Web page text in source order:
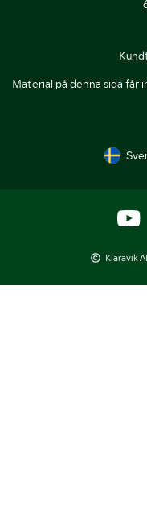
Material på denna sida
Klaravik